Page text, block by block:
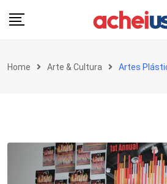
Home Arte & Cultura Artes